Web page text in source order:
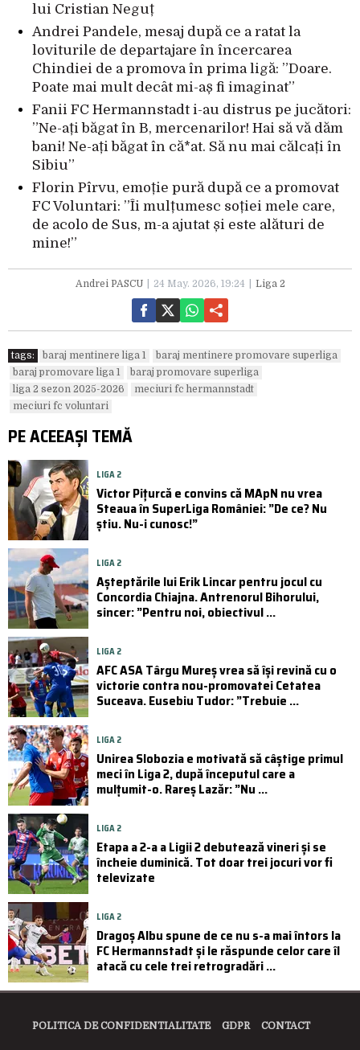
lui Cristian Neguț
Andrei Pandele, mesaj după ce a ratat la
loviturile de departajare în încercarea
Chindiei de a promova în prima ligă: ”Doare.
Poate mai mult decât mi-aș fi imaginat”
Fanii FC Hermannstadt i-au distrus pe jucători:
”Ne-ați băgat în B, mercenarilor! Hai să vă dăm
bani! Ne-ați băgat în că*at. Să nu mai călcați în
Sibiu”
Florin Pîrvu, emoție pură după ce a promovat
FC Voluntari: ”Îi mulțumesc soției mele care,
de acolo de Sus, m-a ajutat și este alături de
mine!”
Andrei PASCU 24 May. 2026, 19:24 Liga 2
tags: baraj mentinere liga 1
baraj mentinere promovare superliga
baraj promovare liga 1
baraj promovare superliga
liga 2 sezon 2025-2026
meciuri fc hermannstadt
meciuri fc voluntari
PE ACEEAȘI TEMĂ
LIGA 2
Victor Pițurcă e convins că MApN nu vrea
Steaua în SuperLiga României: ”De ce? Nu
știu. Nu-i cunosc!”
LIGA 2
Așteptările lui Erik Lincar pentru jocul cu
Concordia Chiajna. Antrenorul Bihorului,
sincer: ”Pentru noi, obiectivul ...
LIGA 2
AFC ASA Târgu Mureș vrea să își revină cu o
victorie contra nou-promovatei Cetatea
Suceava. Eusebiu Tudor: ”Trebuie ...
LIGA 2
Unirea Slobozia e motivată să câștige primul
meci în Liga 2, după începutul care a
mulțumit-o. Rareș Lazăr: ”Nu ...
LIGA 2
Etapa a 2-a a Ligii 2 debutează vineri și se
încheie duminică. Tot doar trei jocuri vor fi
televizate
LIGA 2
Dragoș Albu spune de ce nu s-a mai întors la
FC Hermannstadt și le răspunde celor care îl
atacă cu cele trei retrogradări ...
POLITICA DE CONFIDENTIALITATE GDPR CONTACT